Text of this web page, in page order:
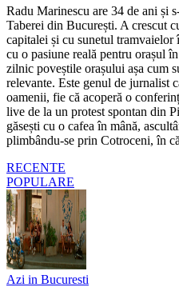
Radu Marinescu are 34 de ani și
Taberei din București. A crescut
capitalei și cu sunetul
cu o pasiune reală pentru orașul
zilnic poveștile orașului așa cum
relevante. Este genul de jurnalist
oamenii, fie că acoperă o
live de la un protest spontan din
găsești cu o cafea în mână,
plimbându-se prin Cotroceni, în
RECENTE
POPULARE
Azi in Bucuresti